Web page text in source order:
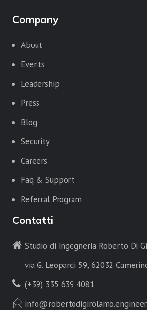
Company
About
Events
Leadership
Press
Blog
Security
Careers
Faq & Support
Referral Program
Contatti
Studio di Ingegneria Roberto Di
via G. Leopardi 59, 62032
(+39) 335 639 4081
info@robertodigirolamo.engineer